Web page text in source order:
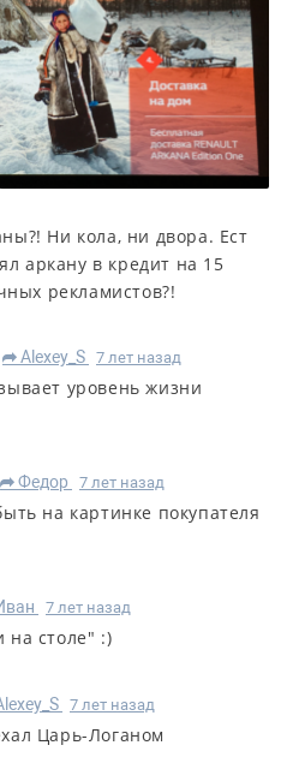
Ни кола, ни двора. Ест
аркану в кредит на 15
рекламистов?!
R Alexey_S 7 лет назад
уровень жизни
R Федор 7 лет назад
на картинке покупателя
7 лет назад
на столе" :)
7 лет назад
Царь-Логаном